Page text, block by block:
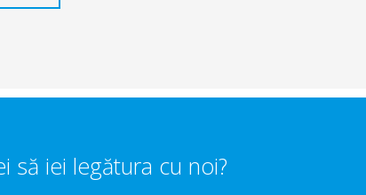
să iei legătura cu noi?